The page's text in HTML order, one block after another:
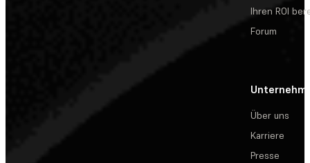
Ihren ROI
Forum
Über uns
Karriere
Presse